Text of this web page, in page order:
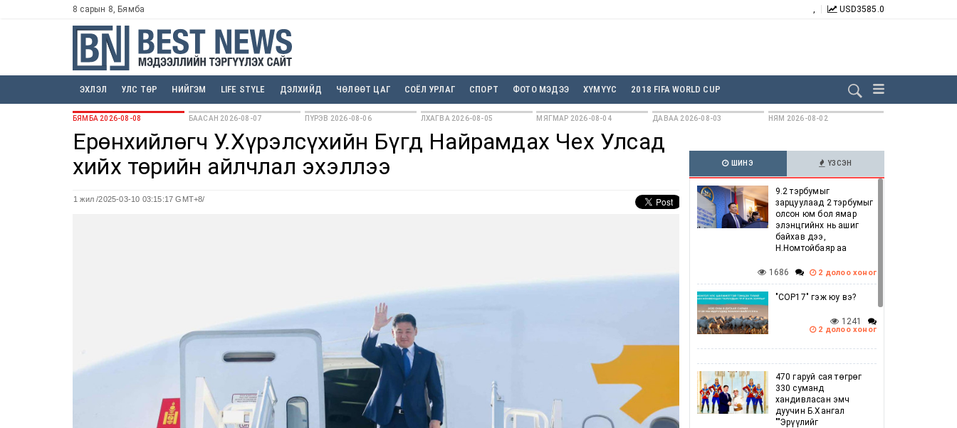
8 сарын 8, Бямба , USD3585.0
ЭХЛЭЛ УЛС ТӨР НИЙГЭМ LIFE STYLE ДЭЛХИЙД ЧӨЛӨӨТ ЦАГ СОЁЛ УРЛАГ СПОРТ ФОТО МЭДЭЭ ХҮМҮҮС 2018 FIFA WORLD CUP
БЯМБА 2026-08-08 БААСАН 2026-08-07 ПҮРЭВ 2026-08-06 ЛХАГВА 2026-08-05 МЯГМАР 2026-08-04 ДАВАА 2026-08-03 НЯМ 2026-08-02
Ерөнхийлөгч У.Хүрэлсүхийн Бүгд Найрамдах Чех Улсад
хийх төрийн айлчлал эхэллээ
1 жил/2025-03-10 03:15:17 GMT+8/
ШИНЭ ҮЗСЭН
9.2 тэрбумыг
зарцуулаад 2 тэрбумыг
олсон юм бол ямар
элэнцгийнх нь ашиг
байхав дээ,
Н.Номтойбаяр аа
1686 2 долоо хоног
"COP17" гэж юу вэ?
1241
2 долоо хоног
470 гаруй сая төгрөг
330 суманд
хандивласан эмч
дуучин Б.Хангал
""Эрүүлийг